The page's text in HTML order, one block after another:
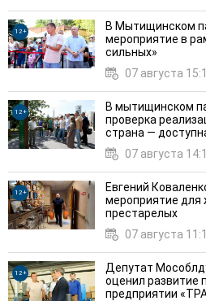
В Мытищинском
мероприятие в
сильных»
07 августа
12+
В мытищинском
проверка
страна —
07 августа
12+
Евгений
мероприятие для
престарелых
07 августа
12+
Депутат
оценил развитие
предприятии
12+